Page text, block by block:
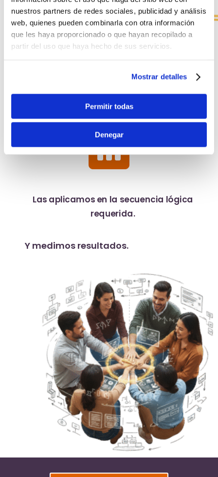
nuestros partners de redes sociales, publicidad y análisis
web, quienes pueden combinarla con otra información
que les haya proporcionado o que hayan recopilado a
partir del uso que haya hecho de sus servicios.
Mostrar detalles
Permitir todas
Denegar
medida.


Las aplicamos en la secuencia lógica
requerida.
Y medimos resultados.